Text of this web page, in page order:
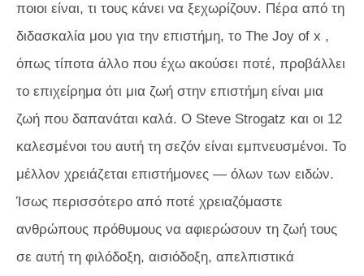
ποιοι είναι, τι τους κάνει να ξεχωρίζουν. Πέρα από τη
διδασκαλία μου για την επιστήμη, το The Joy of x ,
όπως τίποτα άλλο που έχω ακούσει ποτέ, προβάλλει
το επιχείρημα ότι μια ζωή στην επιστήμη είναι μια
ζωή που δαπανάται καλά. Ο Steve Strogatz και οι 12
καλεσμένοι του αυτή τη σεζόν είναι εμπνευσμένοι. Το
μέλλον χρειάζεται επιστήμονες — όλων των ειδών.
Ίσως περισσότερο από ποτέ χρειαζόμαστε
ανθρώπους πρόθυμους να αφιερώσουν τη ζωή τους
σε αυτή τη φιλόδοξη, αισιόδοξη, απελπιστικά